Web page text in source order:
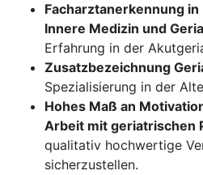
Facharztanerkennung
Innere Medizin und
Erfahrung in der
Zusatzbezeichnung
Spezialisierung in der
Hohes Maß an
Arbeit mit geriatrischen
qualitativ hochwertige
sicherzustellen.